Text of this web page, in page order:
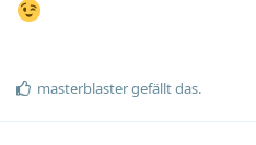
masterblastergefällt das.